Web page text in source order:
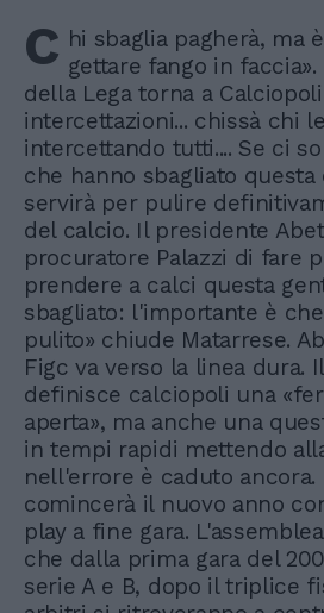
C hi sbaglia pagherà, ma
gettare fango in
della Lega torna a
intercettazioni... chissà chi
intercettando tutti.... Se ci
che hanno sbagliato
servirà per pulire
del calcio. Il presidente
procuratore Palazzi di fare
prendere a calci questa
sbagliato: l'importante è
pulito» chiude Matarrese.
Figc va verso la linea dura.
definisce calciopoli una
aperta», ma anche una
in tempi rapidi mettendo
nell'errore è caduto
comincerà il nuovo anno
play a fine gara.
che dalla prima gara del
serie A e B, dopo il triplice